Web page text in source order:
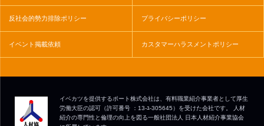
反社会的勢力排除ポリシー プライバシーポリシー
イベント掲載依頼 カスタマーハラスメントポリシー